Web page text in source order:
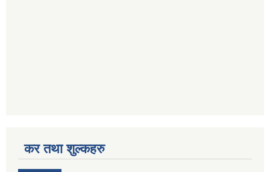
कर तथा शुल्कहरु